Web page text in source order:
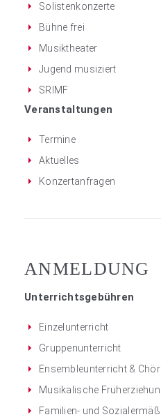
Solistenkonzerte
Bühne frei
Musiktheater
Jugend musiziert
SRIMF
Veranstaltungen
Termine
Aktuelles
Konzertanfragen
ANMELDUNG
Unterrichtsgebühren
Einzelunterricht
Gruppenunterricht
Ensembleunterricht &
Musikalische
Familien- und